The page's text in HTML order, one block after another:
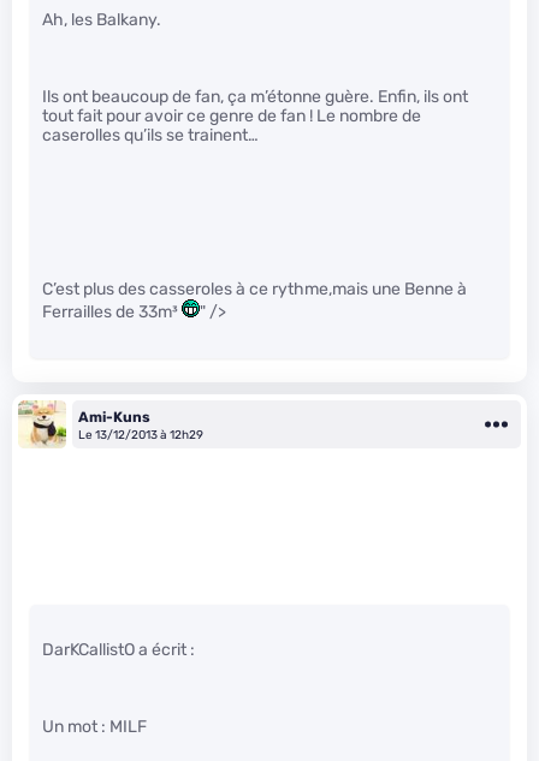
Ah, les Balkany.
Ils ont beaucoup de fan, ça m’étonne guère. Enfin, ils ont
tout fait pour avoir ce genre de fan ! Le nombre de
caserolles qu’ils se trainent…
C’est plus des casseroles à ce rythme,mais une Benne à
Ferrailles de 33m³
" />
Ami-Kuns
Le 13/12/2013 à 12h29
DarKCallistO a écrit :
Un mot : MILF